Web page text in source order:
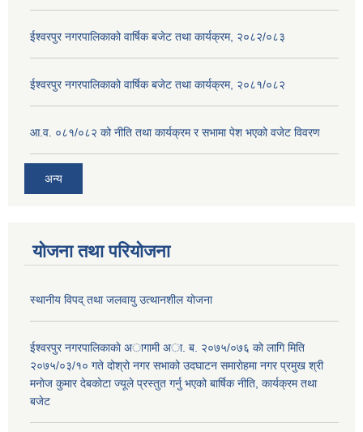
ईश्वरपुर नगरपालिकाको वार्षिक बजेट तथा कार्यक्रम, २०८२/०८३
ईश्वरपुर नगरपालिकाको वार्षिक बजेट तथा कार्यक्रम, २०८१/०८२
आ.व. ०८१/०८२ को नीति तथा कार्यक्रम र सभामा पेश भएको वजेट विवरण
अन्य
योजना तथा परियोजना
स्थानीय विपद् तथा जलवायु उत्थानशील योजना
ईश्वरपुर नगरपालिकाकाे अागामी अा. ब. २०७५/०७६ काे लागि मिति
२०७५/०३/१० गते दोश्रो नगर सभाको उदघाटन समाराेहमा नगर प्रमुख श्री
मनाेज कुमार देबकाेटा ज्यूले प्रस्तुत गर्नु भएको बार्षिक नीति, कार्यक्रम तथा
बजेट